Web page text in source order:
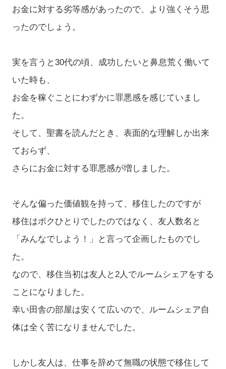
お金に対する劣等感があったので、より強くそう思
ったのでしょう。
実を言うと30代の頃、成功したいと鼻息荒く働いて
いた時も、
お金を稼ぐことにわずかに罪悪感を感じていまし
た。
そして、聖書を読んだとき、表面的な理解しか出来
ておらず、
さらにお金に対する罪悪感が増しました。
そんな偏った価値観を持って、移住したのですが
移住はボクひとりでしたのではなく、友人数名と
「みんなでしよう！」と言って企画したものでし
た。
なので、移住当初は友人と2人でルームシェアをする
ことになりました。
幸い田舎の部屋は安くて広いので、ルームシェア自
体は全く苦になりませんでした。
しかし友人は、仕事を辞めて無職の状態で移住して